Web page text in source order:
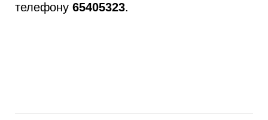
телефону 65405323.